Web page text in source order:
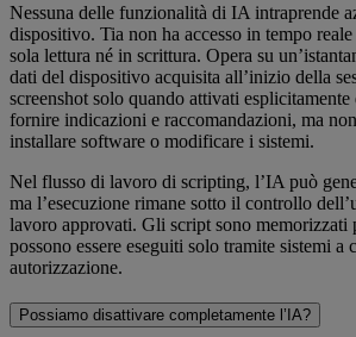
Nessuna delle funzionalità di IA intraprende
dispositivo. Tia non ha accesso in tempo
sola lettura né in scrittura. Opera su
dati del dispositivo acquisita all’inizio della
screenshot solo quando attivati
fornire indicazioni e raccomandazioni, ma
installare software o modificare i sistemi.
Nel flusso di lavoro di scripting, l’IA può
ma l’esecuzione rimane sotto il controllo
lavoro approvati. Gli script sono memorizzati
possono essere eseguiti solo tramite sistemi a
autorizzazione.
Possiamo disattivare completamente l’IA?